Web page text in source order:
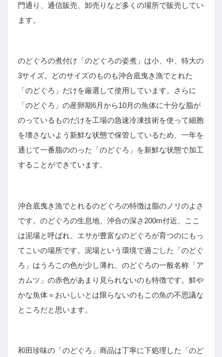
門通り、通信販売、卸売りなど多くの場所で販売してい
ます。
のどぐろの煮付け「のどぐろの姿煮」は小、中、特大の
3サイズ。どのサイズのものも沖合底曳き漁でとれた
「のどぐろ」だけを厳選して使用しています。さらに
「のどぐろ」の産卵期6月から10月の魚体に十分な脂が
のっているものだけを工場の急速冷凍技術を使って細胞
を壊さないよう新鮮な状態で保管しているため、一年を
通じて一番脂ののった「のどぐろ」を新鮮な状態で加工
することができています。
沖合底曳き漁でとれるのどぐろの特徴は脂のノリのよさ
です。のどぐろの生息地、沖合の深さ200m付近、ここ
は泥場と呼ばれ、エサが豊富なのどぐろが育つのにもっ
てこいの場所です。泥場という環境で過ごした「のどぐ
ろ」はうろこの色が少し薄れ、のどぐろの一般名称「ア
カムツ」の赤色があまり見られないのも特徴です。鮮や
かな魚体＝おいしいとは限らないのもこの魚の不思議な
ところだと思います。
和田珍味の「のどぐろ」商品は丁寧に下処理した「のど